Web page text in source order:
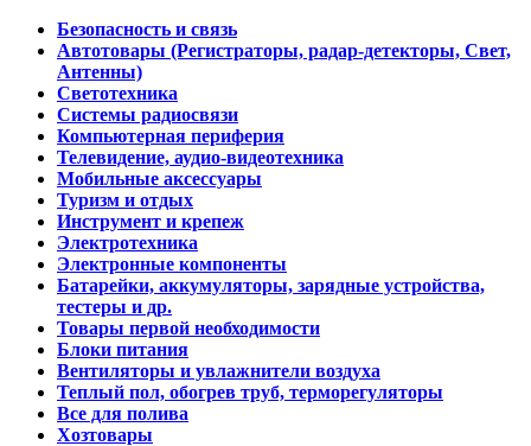
Безопасность и связь
Автотовары (Регистраторы, радар-детекторы, Свет,
Антенны)
Светотехника
Системы радиосвязи
Компьютерная периферия
Телевидение, аудио-видеотехника
Мобильные аксессуары
Туризм и отдых
Инструмент и крепеж
Электротехника
Электронные компоненты
Батарейки, аккумуляторы, зарядные устройства,
тестеры и др.
Товары первой необходимости
Блоки питания
Вентиляторы и увлажнители воздуха
Теплый пол, обогрев труб, терморегуляторы
Все для полива
Хозтовары